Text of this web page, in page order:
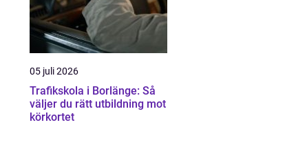
05 juli 2026
Trafikskola i Borlänge: Så
väljer du rätt utbildning mot
körkortet